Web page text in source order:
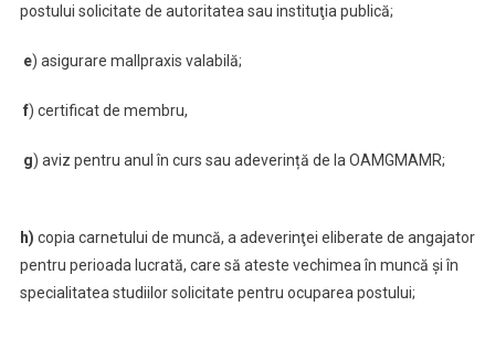
postului solicitate de autoritatea sau instituţia publică;
e) asigurare mallpraxis valabilă;
f) certificat de membru,
g) aviz pentru anul în curs sau adeverință de la OAMGMAMR;
h) copia carnetului de muncă, a adeverinţei eliberate de angajator
pentru perioada lucrată, care să ateste vechimea în muncă şi în
specialitatea studiilor solicitate pentru ocuparea postului;